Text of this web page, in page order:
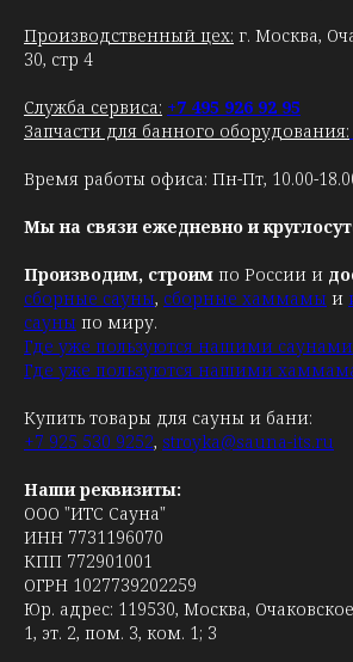
Производственный цех: г. Москва,
30, стр 4
Служба сервиса: +7 495 926 92 95
Запчасти для банного оборудования:
Время работы офиса: Пн-Пт, 10.00-
Мы на связи ежедневно и
Производим, строим по России и
сборные сауны, сборные хаммамы и
сауны по миру.
Где уже пользуются нашими саунами
Где уже пользуются нашими
Купить товары для сауны и бани:
+7 925 530 9252, stroyka@sauna-its.ru
Наши реквизиты:
ООО "ИТС Сауна"
ИНН 7731196070
КПП 772901001
ОГРН 1027739202259
Юр. адрес: 119530, Москва,
1, эт. 2, пом. 3, ком. 1; 3